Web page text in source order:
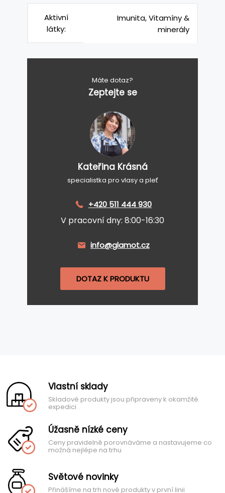
Aktivní
látky:
Imunita, Vitamíny &
minerály
Máte dotaz?
Zeptejte se
Kateřina Krásná
specialistka pro vlasy a pleť
+420 511 444 930
V pracovní dny: 8:00-16:30
info@glamot.cz
DOTAZ K PRODUKTU
Vlastní sklady
Skladové produkty jsou připraveny k okamžité
expedici
Úžasně nízké ceny
Ceny pravidelně porovnáváme a nastavujeme co
možná nejlépe na trhu
Světové novinky
Přinášíme na trh nové produkty v první linii